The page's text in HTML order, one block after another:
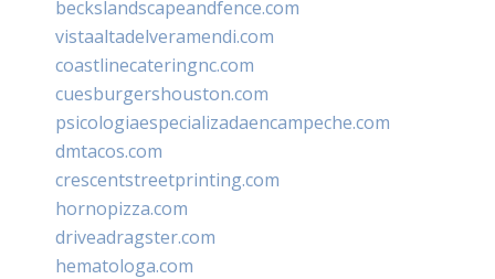
beckslandscapeandfence.com
vistaaltadelveramendi.com
coastlinecateringnc.com
cuesburgershouston.com
psicologiaespecializadaencampeche.com
dmtacos.com
crescentstreetprinting.com
hornopizza.com
driveadragster.com
hematologa.com